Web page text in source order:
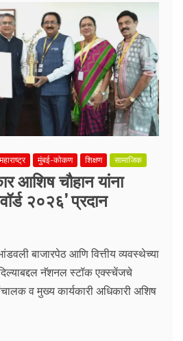
महाराष्ट्र मुंबई-कोकण शिक्षण सामाजिक
आशिष चौहान यांना
२०२६’ प्रदान
बाजारपेठ आणि वित्तीय व्यवस्थेच्या
नॅशनल स्टॉक एक्स्चेंजचे
व मुख्य कार्यकारी अधिकारी अशिष